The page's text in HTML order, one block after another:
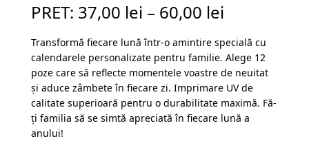
pe baza a
evaluări
clienți
PRET: 37,00 lei – 60,00 lei
Transformă fiecare lună într-o amintire specială cu
calendarele personalizate pentru familie. Alege 12
poze care să reflecte momentele voastre de neuitat
și aduce zâmbete în fiecare zi. Imprimare UV de
calitate superioară pentru o durabilitate maximă. Fă-
ți familia să se simtă apreciată în fiecare lună a
anului!